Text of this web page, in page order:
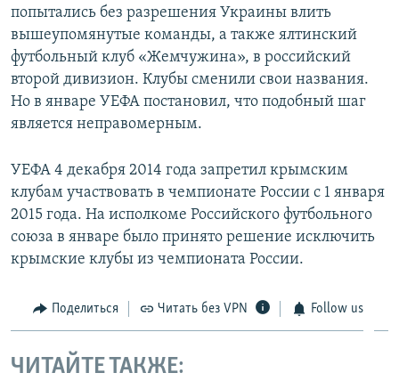
попытались без разрешения Украины влить
вышеупомянутые команды, а также ялтинский
футбольный клуб «Жемчужина», в российский
второй дивизион. Клубы сменили свои названия.
Но в январе УЕФА постановил, что подобный шаг
является неправомерным.
УЕФА 4 декабря 2014 года запретил крымским
клубам участвовать в чемпионате России с 1 января
2015 года. На исполкоме Российского футбольного
союза в январе было принято решение исключить
крымские клубы из чемпионата России.
Поделиться Читать без VPN Follow us
ЧИТАЙТЕ ТАКЖЕ: